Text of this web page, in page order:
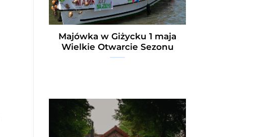
Majówka w Giżycku 1 maja
Wielkie Otwarcie Sezonu